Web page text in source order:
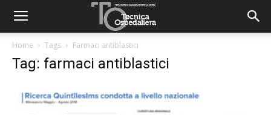
Home Tags Farmaci antiblastici
Tag: farmaci antiblastici